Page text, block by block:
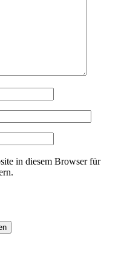
in diesem Browser für